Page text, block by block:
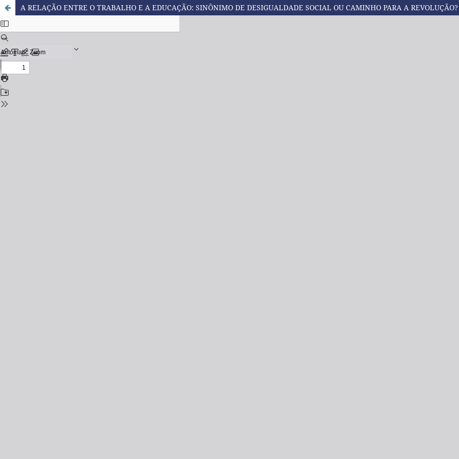
A RELAÇÃO ENTRE O TRABALHO E A EDUCAÇÃO: SINÔNIMO DE DESIGUALDADE SOCIAL OU CAMINHO PARA A REVOLUÇÃO?